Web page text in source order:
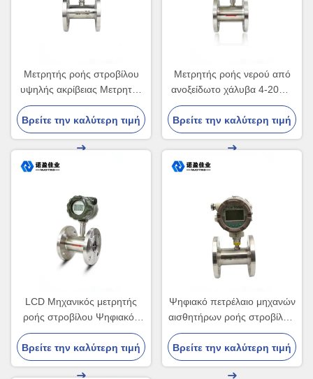
Μετρητής ροής στροβίλου
υψηλής ακρίβειας Μετρητής
ροής στροβίλου υγρού
αλκοόλης
Βρείτε την καλύτερη τιμή
Μετρητής ροής νερού από
ανοξείδωτο χάλυβα 4-20ma
Τύπος φλάντζας RS485
Βρείτε την καλύτερη τιμή
LCD Μηχανικός μετρητής
ροής στροβίλου Ψηφιακός
μετρητής ροής νερού 2
ιντσών καύσιμο πετρέλαιο
3,6 V
Βρείτε την καλύτερη τιμή
Ψηφιακό πετρέλαιο μηχανών
αισθητήρων ροής στροβίλων
παραγωγής DN200 800Kpa
Βρείτε την καλύτερη τιμή